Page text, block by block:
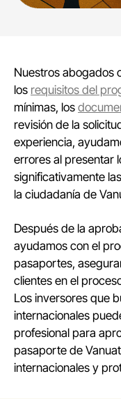
Nuestros abogados
los requisitos del
mínimas, los
revisión de la
experiencia,
errores al presentar
significativamente
la ciudadanía de
Después de la
ayudamos con el
pasaportes,
clientes en el
Los inversores que
internacionales
profesional para
pasaporte de
internacionales y